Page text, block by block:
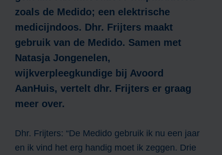
zoals de Medido; een elektrische
medicijndoos. Dhr. Frijters maakt
gebruik van de Medido. Samen met
Natasja Jongenelen,
wijkverpleegkundige bij Avoord
AanHuis, vertelt dhr. Frijters er graag
meer over.
Dhr. Frijters: “De Medido gebruik ik nu een jaar
en ik vind het erg handig moet ik zeggen. Drie